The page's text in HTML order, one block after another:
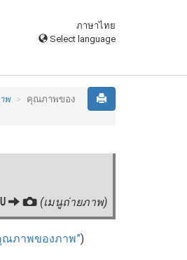
ภาษาไทย
Select language
พ
คุณภาพของ
C (เมนูถ่ายภาพ)
ณภาพของภาพ )